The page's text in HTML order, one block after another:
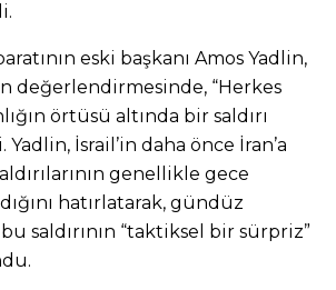
eski başkanı Amos Yadlin,
değerlendirmesinde, “Herkes
örtüsü altında bir saldırı
İsrail’in daha önce İran’a
genellikle gece
hatırlatarak, gündüz
saldırının “taktiksel bir sürpriz”